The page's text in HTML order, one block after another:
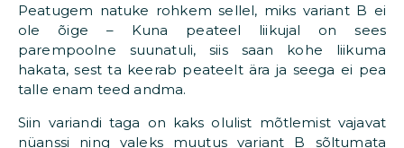
Peatugem natuke rohkem sellel, miks variant B ei
ole õige – Kuna peateel liikujal on sees
parempoolne suunatuli, siis saan kohe liikuma
hakata, sest ta keerab peateelt ära ja seega ei pea
talle enam teed andma.
Siin variandi taga on kaks olulist mõtlemist vajavat
nüanssi ning valeks muutus variant B sõltumata